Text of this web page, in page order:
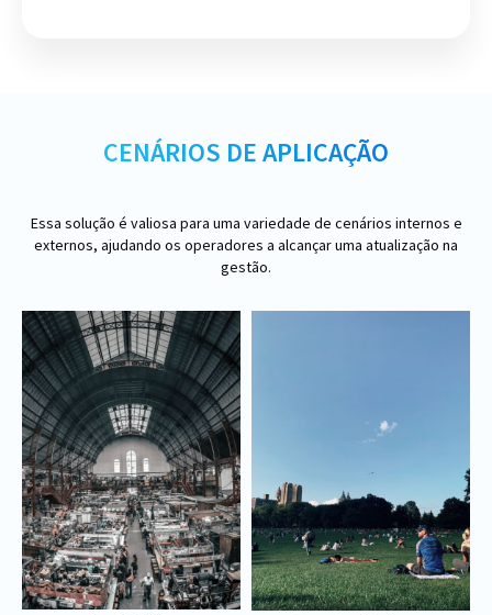
CENÁRIOS DE APLICAÇÃO
Essa solução é valiosa para uma variedade de cenários internos e
externos, ajudando os operadores a alcançar uma atualização na
gestão.